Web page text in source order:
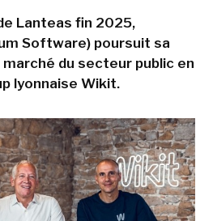
Lanteas fin 2025,
Software) poursuit sa
du secteur public en
lyonnaise Wikit.